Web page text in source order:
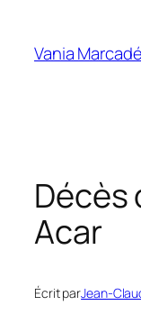
contenu
Vania Marcadé
Décès
Acar
Écrit parJean-